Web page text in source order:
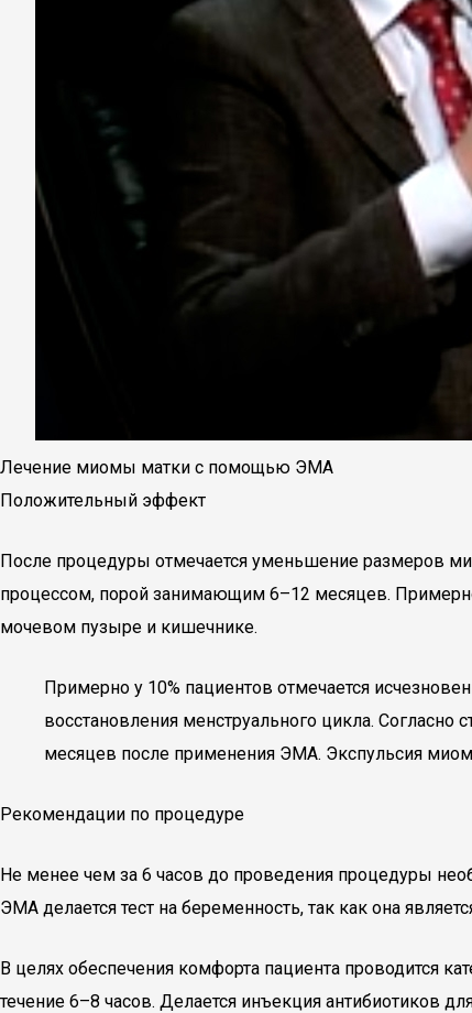
Лечение миомы матки с помощью ЭМА
Положительный эффект
После процедуры отмечается уменьшение размеров
процессом, порой занимающим 6–12 месяцев.
мочевом пузыре и кишечнике.
Примерно у 10% пациентов отмечается
восстановления менструального цикла.
месяцев после применения ЭМА. Экспульсия
Рекомендации по процедуре
Не менее чем за 6 часов до проведения процедуры
ЭМА делается тест на беременность, так как она
В целях обеспечения комфорта пациента проводится
течение 6–8 часов. Делается инъекция антибиотиков